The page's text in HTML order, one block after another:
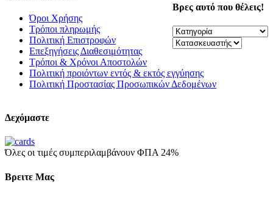
Βρες αυτό που θέλεις!
Όροι Χρήσης
Τρόποι πληρωμής
Πολιτική Επιστροφών
Επεξηγήσεις Διαθεσιμότητας
Τρόποι & Χρόνοι Αποστολών
Πολιτική προιόντων εντός & εκτός εγγύησης
Πολιτική Προστασίας Προσωπικών Δεδομένων
Δεχόμαστε
Όλες οι τιμές συμπεριλαμβάνουν ΦΠΑ 24%
Βρειτε Μας